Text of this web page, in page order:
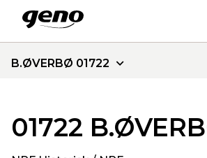
B.ØVERBØ 01722
01722